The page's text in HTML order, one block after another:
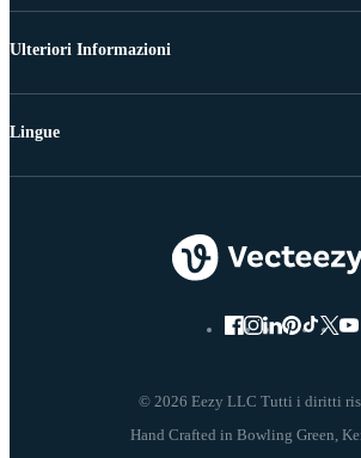
Ulteriori Informazioni
© 2026 Eezy LLC Tutti i diritti
Lingue